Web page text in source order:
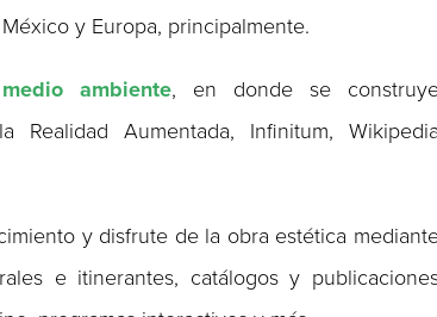
y Europa, principalmente.
ambiente, en donde se
Realidad Aumentada, Infinitum,
y disfrute de la obra estética
e itinerantes, catálogos y